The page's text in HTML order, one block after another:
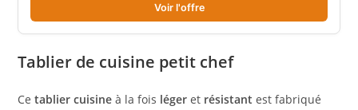
Voir l'offre
Tablier de cuisine petit chef
Cetablier cuisine à la fois léger et résistantest fabriqué